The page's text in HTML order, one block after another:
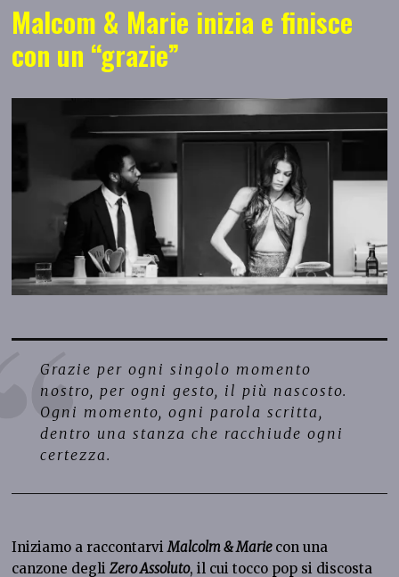
Malcom & Marie inizia e finisce
con un “grazie”
Grazie per ogni singolo momento
nostro, per ogni gesto, il più nascosto.
Ogni momento, ogni parola scritta,
dentro una stanza che racchiude ogni
certezza.
Iniziamo a raccontarviMalcolm & Marie con una
canzone degliZero Assoluto, il cui tocco pop si discosta